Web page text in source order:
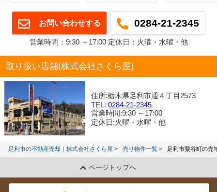
お問い合わせする 0284-21-2345
営業時間：9:30 ～17:00 定休日：火曜・水曜・他
取り扱い店舗(株式会社さくら屋)
住所:栃木県足利市通４丁目2573
TEL:0284-21-2345
営業時間:9:30 ～17:00
定休日:火曜・水曜・他
足利市の不動産売却｜株式会社さくら屋 売り物件一覧 足利市粟谷町の売
ページトップへ